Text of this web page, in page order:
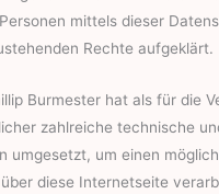
mittels dieser
Rechte aufgeklärt.
Burmester hat als für die
zahlreiche technische
umgesetzt, um einen
diese Internetseite